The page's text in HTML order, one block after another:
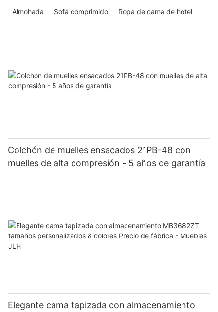
Ropa de cama de hotel
Sofá comprimido
Almohada
Colchón de muelles ensacados 21PB-48 con
muelles de alta compresión - 5 años de garantía
Elegante cama tapizada con almacenamiento